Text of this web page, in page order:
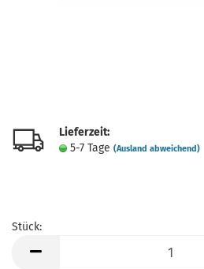
Lieferzeit:
5-7 Tage (Ausland abweichend)
Stück: